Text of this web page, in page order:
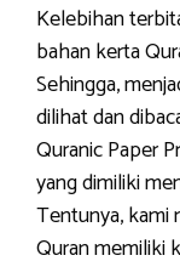
Kelebihan
bahan kerta
Sehingga,
dilihat dan
Quranic Paper
yang dimiliki
Tentunya, kami
Quran memiliki